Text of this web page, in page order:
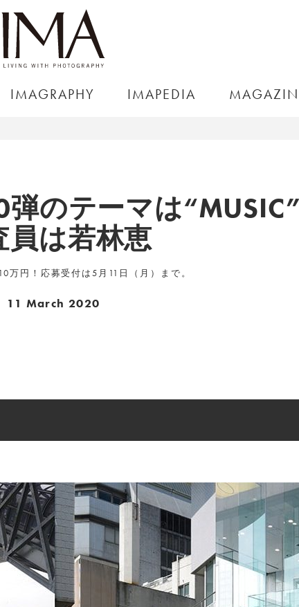
IMAGRAPHY IMAPEDIA
のテーマは“MUSIC”
員は若林恵
万円！応募受付は5月11日（月）まで。
11 March 2020